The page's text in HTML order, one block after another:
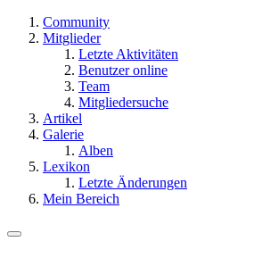
Community
Mitglieder
Letzte Aktivitäten
Benutzer online
Team
Mitgliedersuche
Artikel
Galerie
Alben
Lexikon
Letzte Änderungen
Mein Bereich